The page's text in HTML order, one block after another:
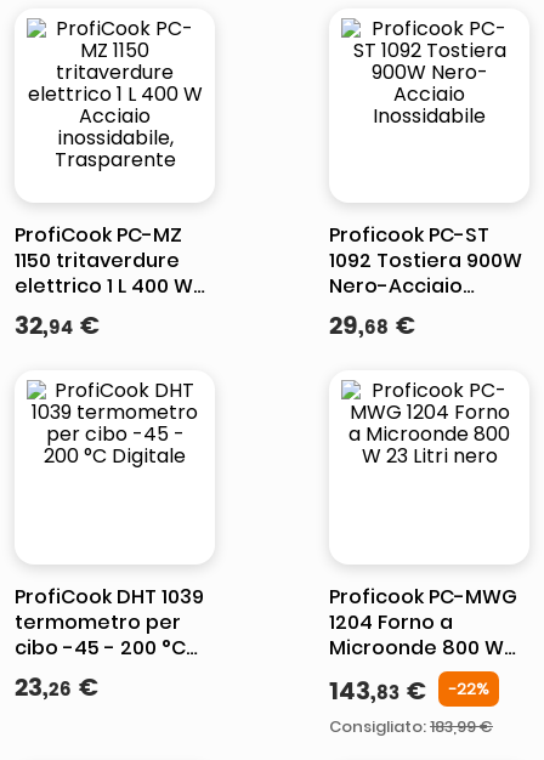
ProfiCook PC-MZ
1150 tritaverdure
elettrico 1 L 400 W
Acciaio
inossidabile,
32,94 €
Proficook PC-ST
1092 Tostiera 900W
Nero-Acciaio
Inossidabile
29,68 €
ProfiCook DHT 1039
termometro per
cibo -45 - 200 °C
Digitale
23,26 €
Proficook PC-MWG
1204 Forno a
Microonde 800 W
23 Litri nero
143,83 € -22%
Consigliato:183,99 €